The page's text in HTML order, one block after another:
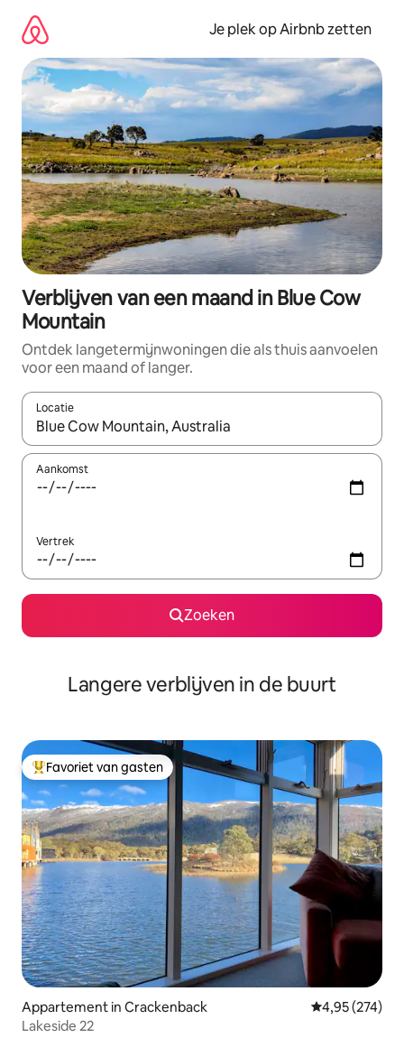
direct
naar
inhoud
Je plek op Airbnb zetten
Verblijven van een maand in Blue Cow
Mountain
Ontdek langetermijnwoningen die als thuis aanvoelen
voor een maand of langer.
Locatie
Wanneer er resultaten beschikbaar zijn, maak je een keuze
Aankomst
Vertrek
Zoeken
Langere verblijven in de buurt
Topfavoriet van gasten
Favoriet van gasten
Appartement in Crackenback Gemiddelde
4,95 (274)
Lakeside 22